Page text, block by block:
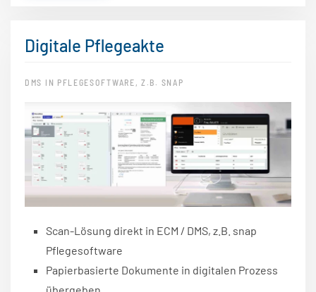
Digitale Pflegeakte
DMS IN PFLEGESOFTWARE, Z.B. SNAP
Scan-Lösung direkt in ECM / DMS, z.B. snap
Pflegesoftware
Papierbasierte Dokumente in digitalen Prozess